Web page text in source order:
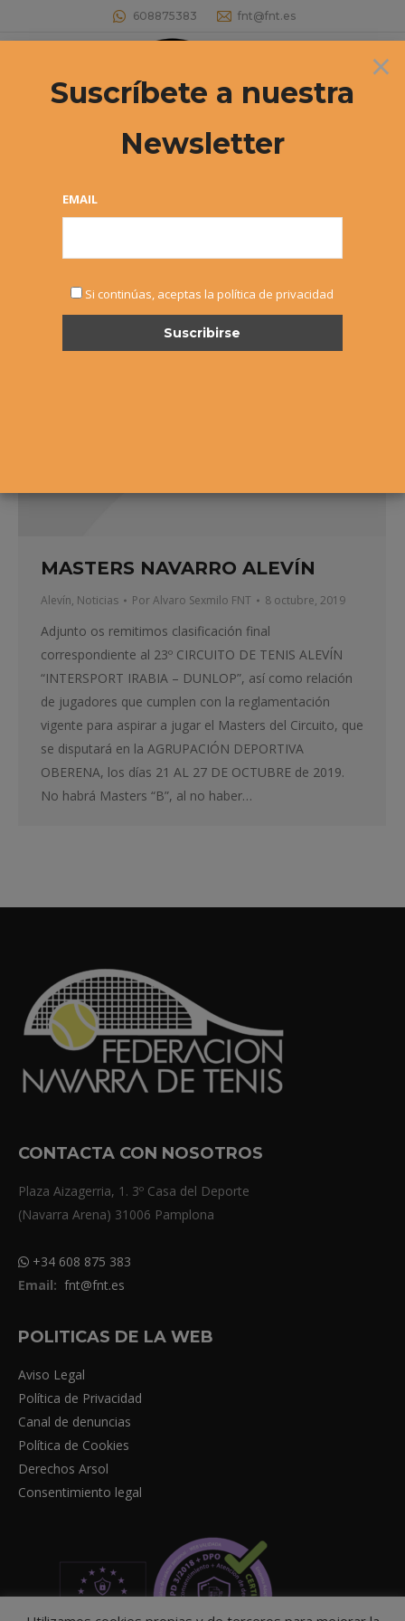
608875383 fnt@fnt.es
Buscar:
Archivos diarios:8 octubre, 2019
MASTERS NAVARRO ALEVÍN
Alevín, Noticias PorAlvaro Sexmilo FNT 8 octubre, 2019
Adjunto os remitimos clasificación final
correspondiente al 23º CIRCUITO DE TENIS ALEVÍN
“INTERSPORT IRABIA – DUNLOP”, así como relación
de jugadores que cumplen con la reglamentación
vigente para aspirar a jugar el Masters del Circuito, que
se disputará en la AGRUPACIÓN DEPORTIVA
OBERENA, los días 21 AL 27 DE OCTUBRE de 2019.
No habrá Masters “B”, al no haber…
CONTACTA CON NOSOTROS
Plaza Aizagerria, 1. 3º Casa del Deporte
(Navarra Arena) 31006 Pamplona
+34 608 875 383
Email: fnt@fnt.es
POLITICAS DE LA WEB
Aviso Legal
Política de Privacidad
Canal de denuncias
Política de Cookies
Derechos Arsol
Consentimiento legal
×
Suscríbete a nuestra
Newsletter
EMAIL
Si continúas, aceptas la política de privacidad